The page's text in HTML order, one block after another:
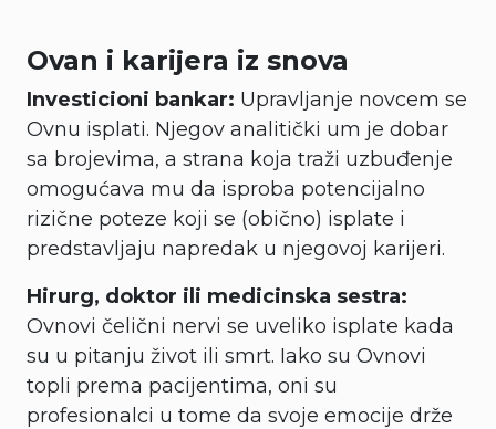
Ovan i karijera iz snova
Investicioni bankar: Upravljanje novcem se
Ovnu isplati. Njegov analitički um je dobar
sa brojevima, a strana koja traži uzbuđenje
omogućava mu da isproba potencijalno
rizične poteze koji se (obično) isplate i
predstavljaju napredak u njegovoj karijeri.
Hirurg, doktor ili medicinska sestra:
Ovnovi čelični nervi se uveliko isplate kada
su u pitanju život ili smrt. Iako su Ovnovi
topli prema pacijentima, oni su
profesionalci u tome da svoje emocije drže